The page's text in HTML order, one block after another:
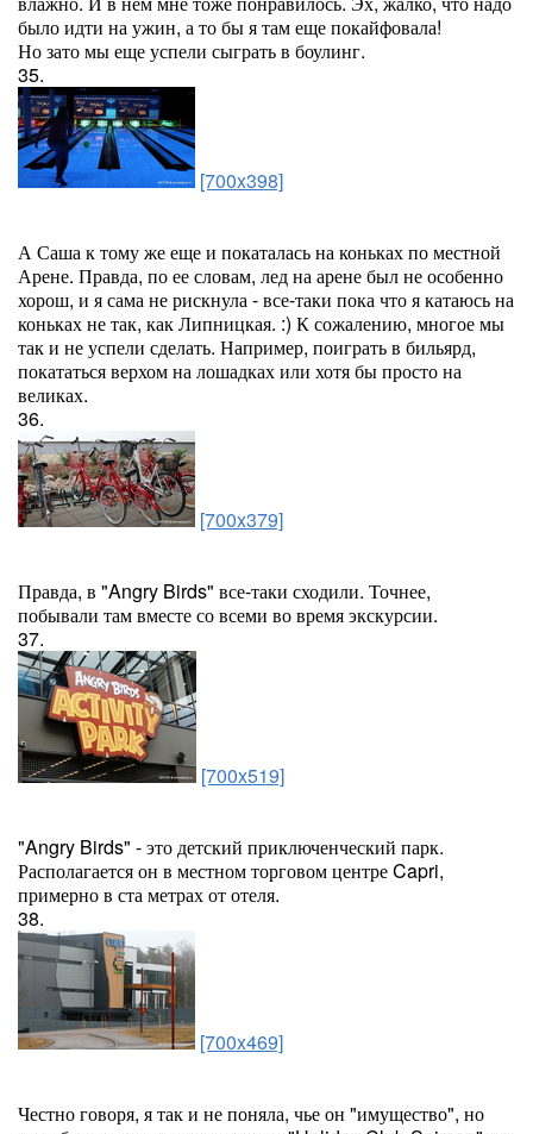
было идти на ужин, а то бы я там еще покайфовала!
Но зато мы еще успели сыграть в боулинг.
35.
[700x398]
А Саша к тому же еще и покаталась на коньках по местной
Арене. Правда, по ее словам, лед на арене был не особенно
хорош, и я сама не рискнула - все-таки пока что я катаюсь на
коньках не так, как Липницкая. :) К сожалению, многое мы
так и не успели сделать. Например, поиграть в бильярд,
покататься верхом на лошадках или хотя бы просто на
великах.
36.
[700x379]
Правда, в "Angry Birds" все-таки сходили. Точнее,
побывали там вместе со всеми во время экскурсии.
37.
[700x519]
"Angry Birds" - это детский приключенческий парк.
Располагается он в местном торговом центре Capri,
примерно в ста метрах от отеля.
38.
[700x469]
Честно говоря, я так и не поняла, чье он "имущество", но